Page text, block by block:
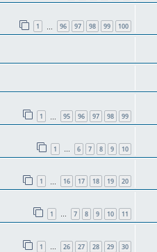
1 96 97 98 99 100
1 95 96 97 98 99
1 … 6 7 8 9 10
1 16 17 18 19 20
1 … 7 8 9 10 11
1 … 26 27 28 29 30